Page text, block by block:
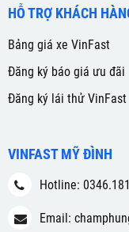
HỖ TRỢ KHÁCH
Bảng giá xe VinFast
Đăng ký báo giá ưu đãi
Đăng ký lái thử VinFast
VINFAST MỸ ĐÌNH
Hotline:
Email: